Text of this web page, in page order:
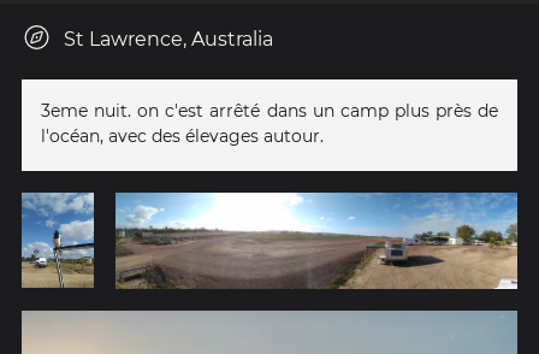
St Lawrence, Australia
3eme nuit. on c'est arrêté dans un camp plus près de
l'océan, avec des élevages autour.